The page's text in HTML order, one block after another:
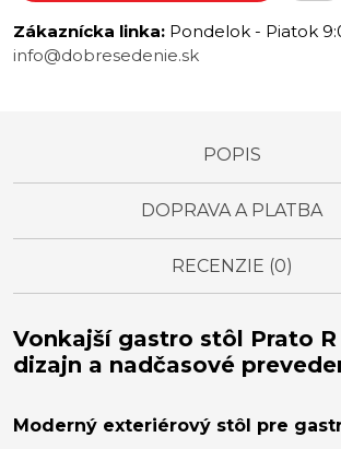
Zákaznícka linka: Pondelok - Piatok
info@dobresedenie.sk
POPIS
DOPRAVA A PLATBA
RECENZIE (0)
Vonkajší gastro stôl Prato
dizajn a nadčasové
Moderný exteriérový stôl pre